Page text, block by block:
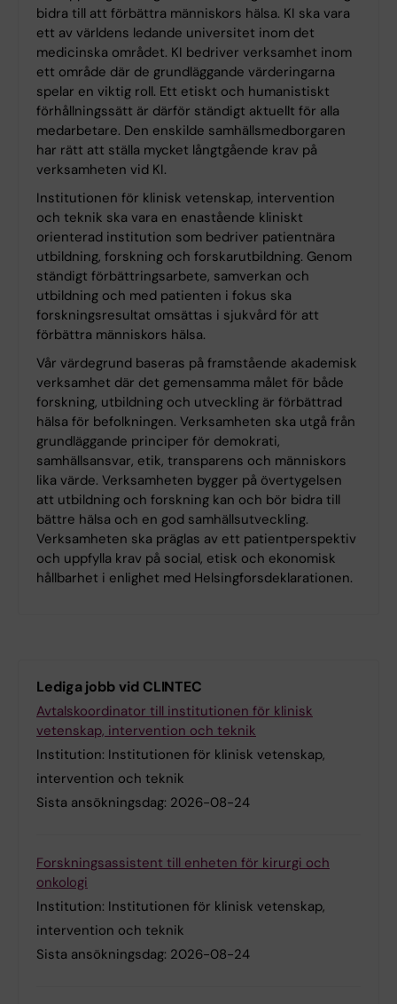
bidra till att förbättra människors hälsa. KI ska vara
ett av världens ledande universitet inom det
medicinska området. KI bedriver verksamhet inom
ett område där de grundläggande värderingarna
spelar en viktig roll. Ett etiskt och humanistiskt
förhållningssätt är därför ständigt aktuellt för alla
medarbetare. Den enskilde samhällsmedborgaren
har rätt att ställa mycket långtgående krav på
verksamheten vid KI.
Institutionen för klinisk vetenskap, intervention
och teknik ska vara en enastående kliniskt
orienterad institution som bedriver patientnära
utbildning, forskning och forskarutbildning. Genom
ständigt förbättringsarbete, samverkan och
utbildning och med patienten i fokus ska
forskningsresultat omsättas i sjukvård för att
förbättra människors hälsa.
Vår värdegrund baseras på framstående akademisk
verksamhet där det gemensamma målet för både
forskning, utbildning och utveckling är förbättrad
hälsa för befolkningen. Verksamheten ska utgå från
grundläggande principer för demokrati,
samhällsansvar, etik, transparens och människors
lika värde. Verksamheten bygger på övertygelsen
att utbildning och forskning kan och bör bidra till
bättre hälsa och en god samhällsutveckling.
Verksamheten ska präglas av ett patientperspektiv
och uppfylla krav på social, etisk och ekonomisk
hållbarhet i enlighet med Helsingforsdeklarationen.
Lediga jobb vid CLINTEC
Avtalskoordinator till institutionen för klinisk
vetenskap, intervention och teknik
Institution: Institutionen för klinisk vetenskap,
intervention och teknik
Sista ansökningsdag: 2026-08-24
Forskningsassistent till enheten för kirurgi och
onkologi
Institution: Institutionen för klinisk vetenskap,
intervention och teknik
Sista ansökningsdag: 2026-08-24